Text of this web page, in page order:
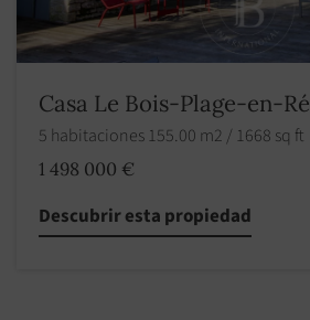
Casa Le Bois-Plage-en-Ré
5 habitaciones 155.00 m2 / 1668 sq ft
1 498 000 €
Descubrir esta propiedad